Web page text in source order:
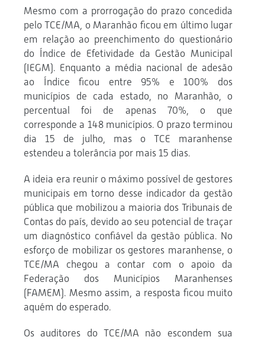
Mesmo com a prorrogação do prazo concedida
pelo TCE/MA, o Maranhão ficou em último lugar
em relação ao preenchimento do questionário
do Índice de Efetividade da Gestão Municipal
(IEGM). Enquanto a média nacional de adesão
ao Índice ficou entre 95% e 100% dos
municípios de cada estado, no Maranhão, o
percentual foi de apenas 70%, o que
corresponde a 148 municípios. O prazo terminou
dia 15 de julho, mas o TCE maranhense
estendeu a tolerância por mais 15 dias.
A ideia era reunir o máximo possível de gestores
municipais em torno desse indicador da gestão
pública que mobilizou a maioria dos Tribunais de
Contas do país, devido ao seu potencial de traçar
um diagnóstico confiável da gestão pública. No
esforço de mobilizar os gestores maranhense, o
TCE/MA chegou a contar com o apoio da
Federação dos Municípios Maranhenses
(FAMEM). Mesmo assim, a resposta ficou muito
aquém do esperado.
Os auditores do TCE/MA não escondem sua